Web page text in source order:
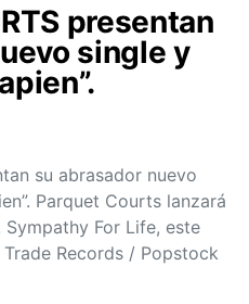
presentan
single y
su abrasador nuevo
Parquet Courts lanzará
For Life, este
Records / Popstock